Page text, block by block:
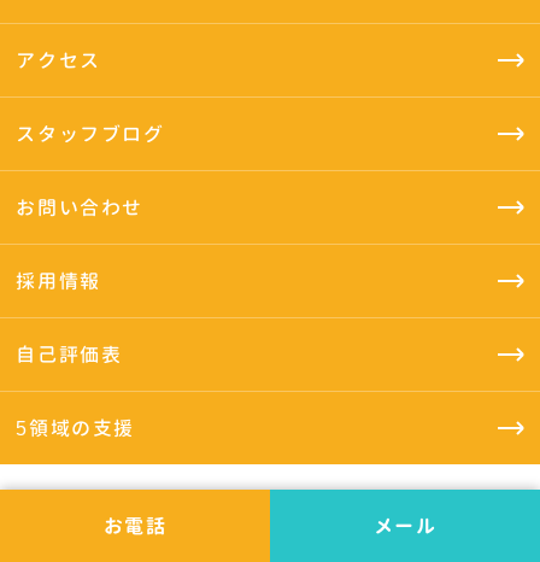
アクセス
スタッフブログ
お問い合わせ
採用情報
自己評価表
5領域の支援
お電話 メール